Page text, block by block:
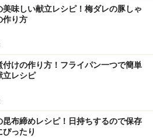
分程度の目盛りまで入れ全体を
飯します。
あずき茶として楽しめます
美味しい献立レシピ！梅ダレの豚しゃ
作り方
付けの作り方！フライパン一つで簡単
立レシピ
昆布締めレシピ！日持ちするので保存
ぴったり